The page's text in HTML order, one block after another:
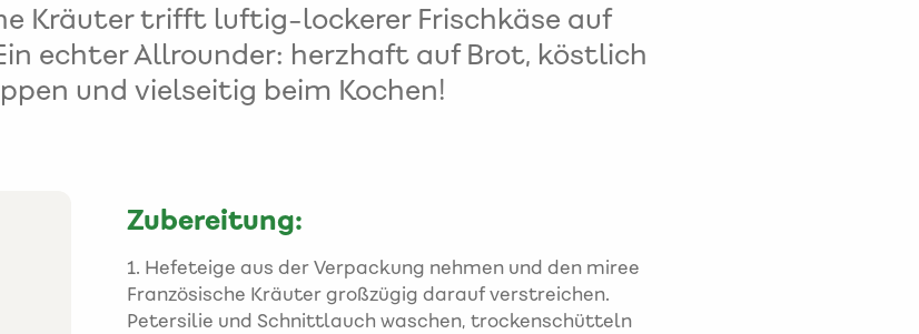
Kräuter trifft luftig-lockerer Frischkäse auf
echter Allrounder: herzhaft auf Brot, köstlich
und vielseitig beim Kochen!
Zubereitung:
1. Hefeteige aus der Verpackung nehmen und den miree
Französische Kräuter großzügig darauf verstreichen.
Petersilie und Schnittlauch waschen, trockenschütteln